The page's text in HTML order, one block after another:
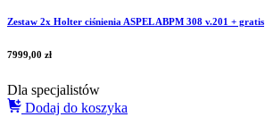
Zestaw 2x Holter ciśnienia ASPEL ABPM 308 v.201 + gratis
7999,00 zł
Dla specjalistów
Dodaj do koszyka